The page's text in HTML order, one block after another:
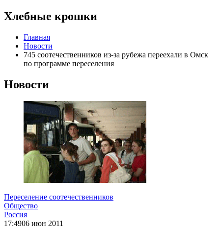
Хлебные крошки
Главная
Новости
745 соотечественников из-за рубежа переехали в Омск
по программе переселения
Новости
Переселение соотечественников
Общество
Россия
17:4906 июн 2011